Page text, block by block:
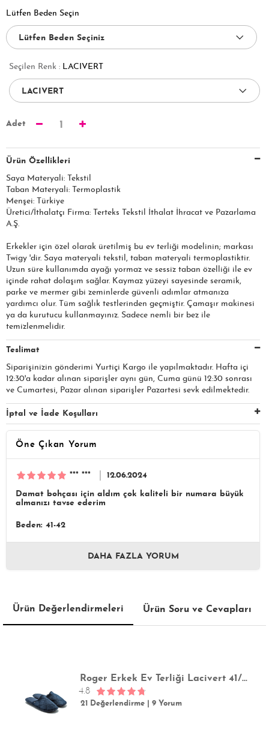
Lütfen Beden Seçin
Seçilen Renk : LACIVERT
Adet 1
Ürün Özellikleri
Saya Materyali: Tekstil
Taban Materyali: Termoplastik
Menşei: Türkiye
Üretici/İthalatçı Firma: Terteks Tekstil İthalat İhracat ve Pazarlama
A.Ş.​​​
Erkekler için özel olarak üretilmiş bu ev terliği modelinin; markası
Twigy 'dir. Saya materyali tekstil, taban materyali termoplastiktir.
Uzun süre kullanımda ayağı yormaz ve sessiz taban özelliği ile ev
içinde rahat dolaşım sağlar. Kaymaz yüzeyi sayesinde seramik,
parke ve mermer gibi zeminlerde güvenli adımlar atmanıza
yardımcı olur. Tüm sağlık testlerinden geçmiştir. Çamaşır makinesi
ya da kurutucu kullanmayınız. Sadece nemli bir bez ile
temizlenmelidir.
Teslimat
Siparişinizin gönderimi Yurtiçi Kargo ile yapılmaktadır. Hafta içi
12:30'a kadar alınan siparişler aynı gün, Cuma günü 12:30 sonrası
ve Cumartesi, Pazar alınan siparişler Pazartesi sevk edilmektedir.
İptal ve İade Koşulları
Öne Çıkan Yorum
*** *** 12.06.2024
Damat bohçası için aldım çok kaliteli bir numara büyük
almanızı tavse ederim
Beden: 41-42
DAHA FAZLA YORUM
Ürün Değerlendirmeleri Ürün Soru ve Cevapları
Roger Erkek Ev Terliği Lacivert 41/46
4.8
21 Değerlendirme |9 Yorum